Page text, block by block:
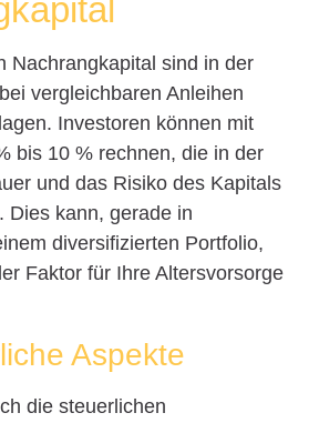
Nachrangkapital sind in der
vergleichbaren Anleihen
Investoren können mit
bis 10 % rechnen, die in der
und das Risiko des Kapitals
Dies kann, gerade in
diversifizierten Portfolio,
Faktor für Ihre Altersvorsorge
Aspekte
die steuerlichen